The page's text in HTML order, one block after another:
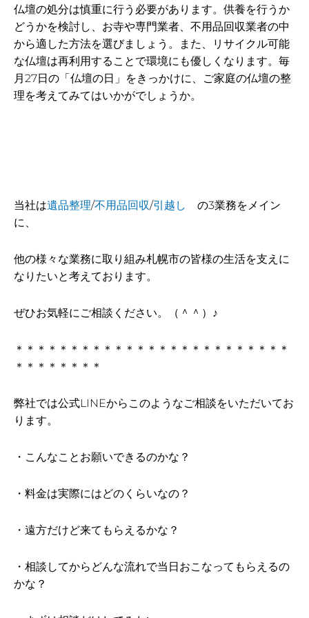
仏壇の処分は慎重に行う必要があります。供養を行うか
どうかを検討し、お寺や専門業者、不用品回収業者の中
から適した方法を選びましょう。また、リサイクル可能
な仏壇は再利用することで環境にも優しくなります。毎
月27日の「仏壇の日」をきっかけに、ご家庭の仏壇の整
理を考えてみてはいかがでしょうか。
当社は遺品整理/不用品回収/引越し
の3業務をメイン
に、
他の様々な業務に取り組み札幌市の皆様の生活を支えに
なりたいと考えております。
ぜひお気軽にご相談ください。（＾＾）♪
＊＊＊＊＊＊＊＊＊＊＊＊＊＊＊＊＊＊＊＊＊＊＊＊＊
＊＊＊＊＊＊＊＊
弊社では公式LINEからこのようなご相談をいただいてお
ります。
・こんなことお願いできるのかな？
・料金は実際にはどのくらいなの？
・遠方だけど来てもらえるかな？
・相談してからどんな流れで当日おこなってもらえるの
かな？